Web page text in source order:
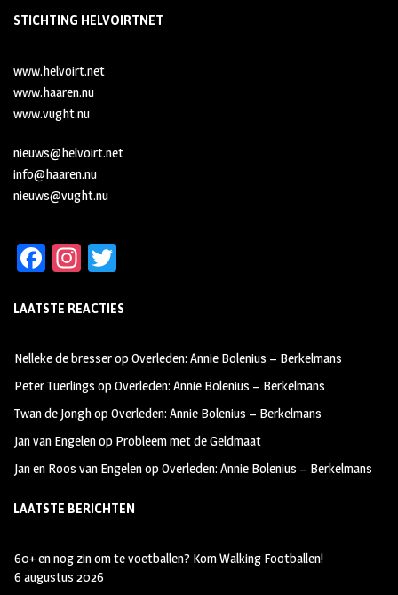
STICHTING HELVOIRTNET
www.helvoirt.net
www.haaren.nu
www.vught.nu
nieuws@helvoirt.net
info@haaren.nu
nieuws@vught.nu
Fa
b
oo
k
In
ag
m
tt
LAATSTE REACTIES
Nelleke de bresseropOverleden: Annie Bolenius – Berkelmans
Peter Tuerlings opOverleden: Annie Bolenius – Berkelmans
Twan de JonghopOverleden: Annie Bolenius – Berkelmans
Jan van Engelenop Probleem met de Geldmaat
Jan en Roos van EngelenopOverleden: Annie Bolenius – Berkelmans
LAATSTE BERICHTEN
60+ en nog zin om te voetballen? Kom Walking Footballen!
6 augustus 2026